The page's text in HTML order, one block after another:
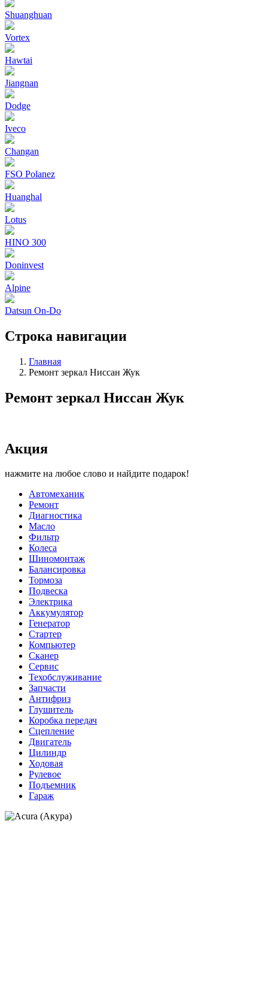
Shuanghuan
Vortex
Hawtai
Jiangnan
Dodge
Iveco
Changan
FSO Polanez
Huanghal
Lotus
HINO 300
Doninvest
Alpine
Datsun On-Do
Строка навигации
Главная
Ремонт зеркал Ниссан Жук
Ремонт зеркал Ниссан Жук
Акция
нажмите на любое слово и найдите подарок!
Автомеханик
Ремонт
Диагностика
Масло
Фильтр
Колеса
Шиномонтаж
Балансировка
Тормоза
Подвеска
Электрика
Аккумулятор
Генератор
Стартер
Компьютер
Сканер
Сервис
Техобслуживание
Запчасти
Антифриз
Глушитель
Коробка передач
Сцепление
Двигатель
Цилиндр
Ходовая
Рулевое
Подъемник
Гараж